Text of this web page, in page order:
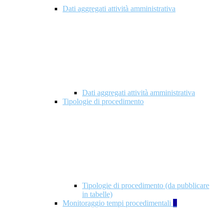
Dati aggregati attività amministrativa
Dati aggregati attività amministrativa
Tipologie di procedimento
Tipologie di procedimento (da pubblicare
in tabelle)
Monitoraggio tempi procedimentali 4